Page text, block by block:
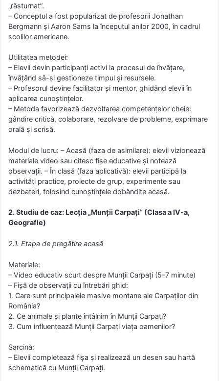
„răsturnat”.
– Conceptul a fost popularizat de profesorii Jonathan
Bergmann și Aaron Sams la începutul anilor 2000, în cadrul
școlilor americane.
Utilitatea metodei:
– Elevii devin participanți activi la procesul de învățare,
învățând să-și gestioneze timpul și resursele.
– Profesorul devine facilitator și mentor, ghidând elevii în
aplicarea cunoștințelor.
– Metoda favorizează dezvoltarea competențelor cheie:
gândire critică, colaborare, rezolvare de probleme, exprimare
orală și scrisă.
Modul de lucru: – Acasă (faza de asimilare): elevii vizionează
materiale video sau citesc fișe educative și notează
observații. – În clasă (faza aplicativă): elevii participă la
activități practice, proiecte de grup, experimente sau
dezbateri, folosind cunoștințele dobândite acasă.
2. Studiu de caz: Lecția „Munții Carpați” (Clasa a IV-a,
Geografie)
2.1. Etapa de pregătire acasă
Materiale:
– Video educativ scurt despre Munții Carpați (5–7 minute)
– Fișă de observații cu întrebări ghid:
1. Care sunt principalele masive montane ale Carpaților din
România?
2. Ce animale și plante întâlnim în Munții Carpați?
3. Cum influențează Munții Carpați viața oamenilor?
Sarcină:
– Elevii completează fișa și realizează un desen sau hartă
schematică cu Munții Carpați.